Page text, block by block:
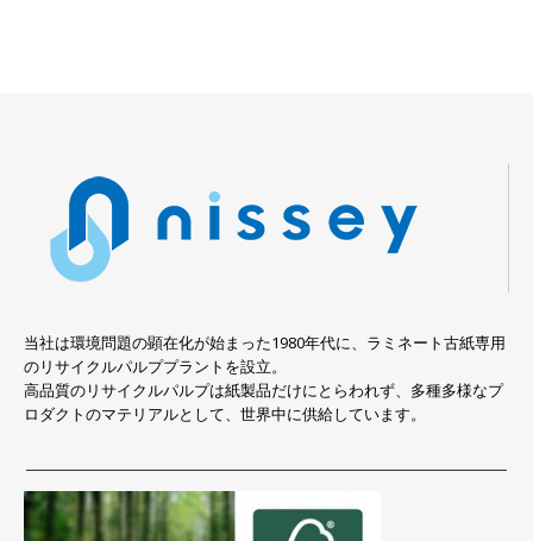
当社は環境問題の顕在化が始まった1980年代に、ラミネート古紙専用
のリサイクルパルププラントを設立。
高品質のリサイクルパルプは紙製品だけにとらわれず、多種多様なプ
ロダクトのマテリアルとして、世界中に供給しています。